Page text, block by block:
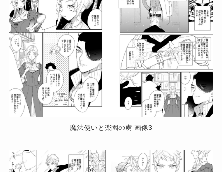
魔法使いと楽園の虜 画像3